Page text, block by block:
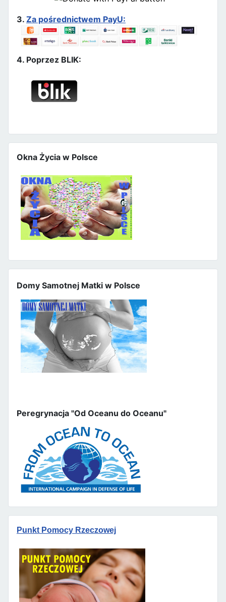
3. Za pośrednictwem PayU:
4. Poprzez BLIK:
Okna Życia w Polsce
Domy Samotnej Matki w Polsce
Peregrynacja "Od Oceanu do Oceanu"
Punkt Pomocy Rzeczowej